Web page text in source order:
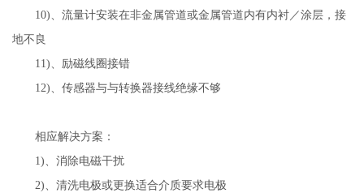
10)、流量计安装在非金属管道或金属管道内有内衬／涂层，接
地不良
11)、励磁线圈接错
12)、传感器与与转换器接线绝缘不够
相应解决方案：
1)、消除电磁干扰
2)、清洗电极或更换适合介质要求电极